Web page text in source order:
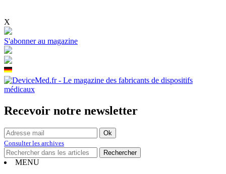
X
S'abonner au magazine
Recevoir notre newsletter
Consulter les archives
MENU